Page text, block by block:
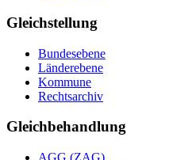
Gleichstellung
Bundesebene
Länderebene
Kommune
Rechtsarchiv
Gleichbehandlung